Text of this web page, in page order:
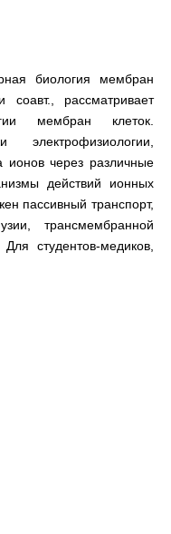
помощи
биология мембран
рассматривает
мембран клеток.
электрофизиологии,
ионов через различные
действий ионных
пассивный транспорт,
трансмембранной
студентов-медиков,